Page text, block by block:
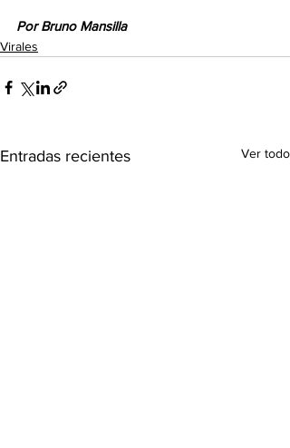
Por Bruno Mansilla
Virales
Entradas recientes Ver todo